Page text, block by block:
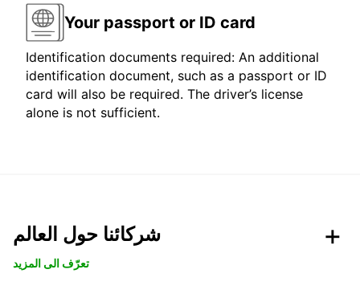
Your passport or ID card
Identification documents required: An additional
identification document, such as a passport or ID
card will also be required. The driver’s license
alone is not sufficient.
شركائنا حول العالم
تعرّف الى المزيد